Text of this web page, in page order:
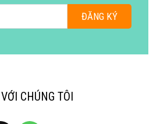
ĐĂNG KÝ
CHÚNG TÔI